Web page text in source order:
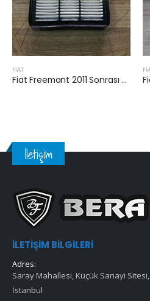
FİAT
Fiat Freemont 2011 Sonrası 2.0 Dizel Hava Filtresi
İletişim
İLETIŞIM BILGILERI
Adres:
Saray Mahallesi, Küçük Sanayi
İstanbul